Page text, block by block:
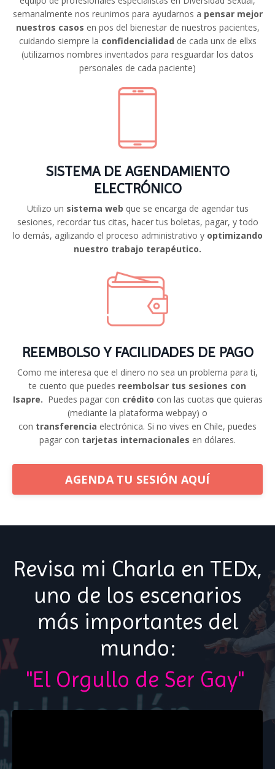
semanalmente nos reunimos para ayudarnos a pensar mejor
nuestros casos en pos del bienestar de nuestros pacientes,
cuidando siempre la confidencialidad de cada unx de ellxs
(utilizamos nombres inventados para resguardar los datos
personales de cada paciente)
SISTEMA DE AGENDAMIENTO
ELECTRÓNICO
Utilizo un sistema web que se encarga de agendar tus
sesiones, recordar tus citas, hacer tus boletas, pagar, y todo
lo demás, agilizando el proceso administrativo y optimizando
nuestro trabajo terapéutico.
REEMBOLSO Y FACILIDADES DE PAGO
Como me interesa que el dinero no sea un problema para ti,
te cuento que puedes reembolsar tus sesiones con
Isapre. Puedes pagar con crédito con las cuotas que quieras
(mediante la plataforma webpay) o
con transferencia electrónica. Si no vives en Chile, puedes
pagar con tarjetas internacionales en dólares.
AGENDA TU SESIÓN AQUÍ
Revisa mi Charla en TEDx,
uno de los escenarios
más importantes del
mundo:
"El Orgullo de Ser Gay"